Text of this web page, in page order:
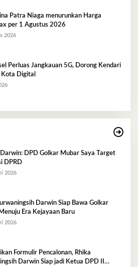
Patra Niaga menurunkan Harga
per 1 Agustus 2026
2026
Perluas Jangkauan 5G, Dorong Kendari
Kota Digital
Darwin: DPD Golkar Mubar Saya Target
DPRD
2026
Darwin Siap Bawa Golkar
Era Kejayaan Baru
2026
Formulir Pencalonan, Rhika
Darwin Siap jadi Ketua DPD II